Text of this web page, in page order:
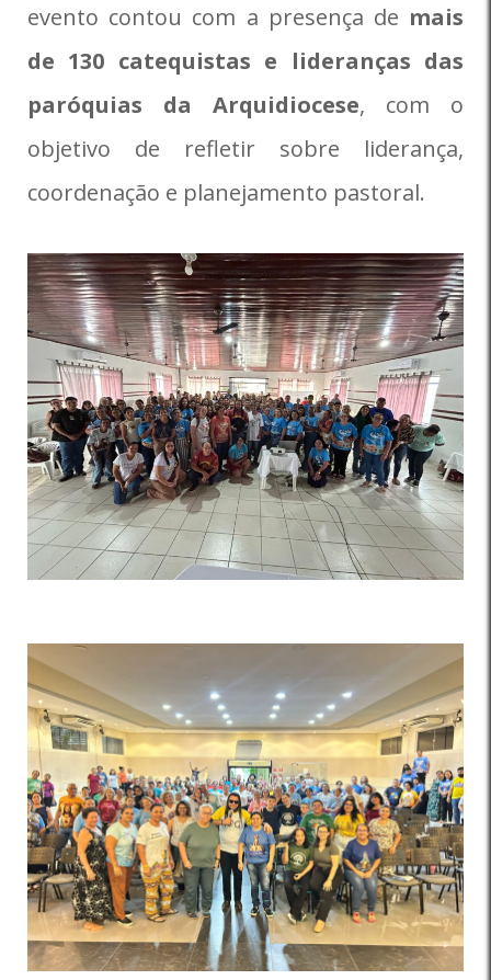
evento contou com a presença de mais
de 130 catequistas e lideranças das
paróquias da Arquidiocese, com o
objetivo de refletir sobre liderança,
coordenação e planejamento pastoral.